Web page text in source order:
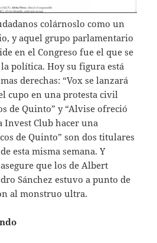
colárnoslo como un
y aquel grupo parlamentario
en el Congreso fue el que se
política. Hoy su figura está
derechas: “Vox se lanzará
cupo en una protesta civil
de Quinto” y “Alvise ofreció
Invest Club hacer una
de Quinto” son dos titulares
esta misma semana. Y
que los de Albert
Sánchez estuvo a punto de
al monstruo ultra.